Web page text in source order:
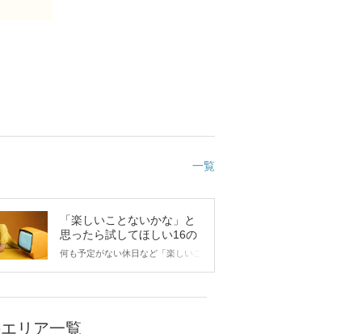
一覧
「楽しいことないかな」と
思ったら試してほしい16の
こと
何も予定がない休日など「楽しいこ
になれる対処法から、恋愛・自分磨
リア一覧